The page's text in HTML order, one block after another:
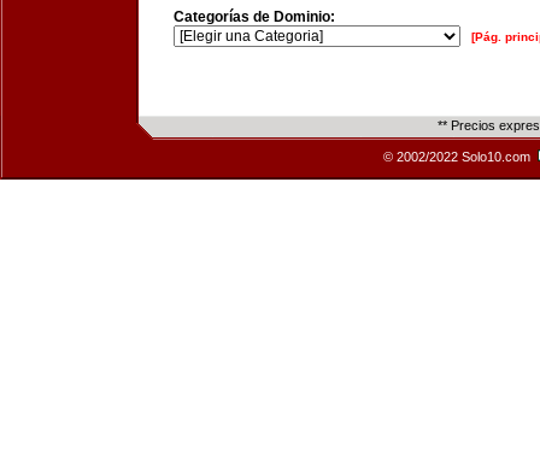
Categorías de Dominio:
[Pág.
** Precios
© 2002/2022 Solo10.com